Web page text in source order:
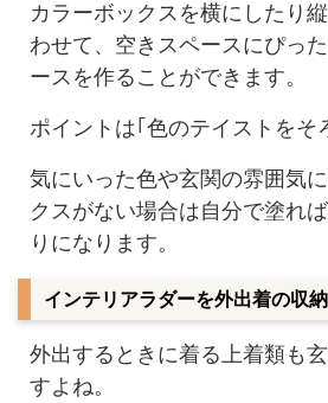
カラーボックスを横にしたり
わせて、空きスペースにぴっ
ースを作ることができます。
ポイントは｢色のテイストをそ
気にいった色や玄関の雰囲気
クスがない場合は自分で塗れ
りになります。
インテリアラダーを外出着の収
外出するときに着る上着類も
すよね。